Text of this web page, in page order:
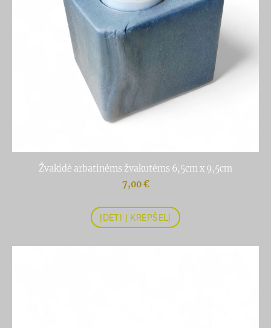
Žvakidė arbatinėms žvakutėms 6,5cm x 9,5cm
7,00 €
ĮDĖTI Į KREPŠELĮ